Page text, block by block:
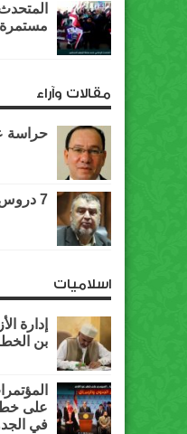
مستمرة
مقالات وآراء
حراسة
7 دروس مستفادة من ثورة يناير
اسلاميات
إدارة
بن
على
في